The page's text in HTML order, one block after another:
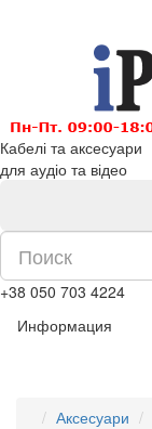
Кабелі та аксесуари
для аудіо та відео
+38 050 703 4224
Информация
Аксесуари